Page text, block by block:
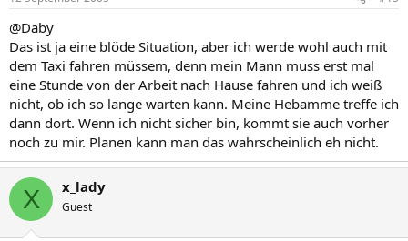
@Daby
Das ist ja eine blöde Situation, aber ich werde wohl auch mit
dem Taxi fahren müssem, denn mein Mann muss erst mal
eine Stunde von der Arbeit nach Hause fahren und ich weiß
nicht, ob ich so lange warten kann. Meine Hebamme treffe ich
dann dort. Wenn ich nicht sicher bin, kommt sie auch vorher
noch zu mir. Planen kann man das wahrscheinlich eh nicht.
X x_lady
Guest